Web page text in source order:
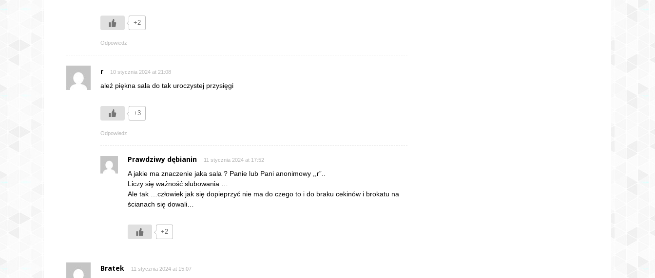
+2
Odpowiedz
r 10 stycznia 2024 at 21:08
ależ piękna sala do tak uroczystej przysięgi
+3
Odpowiedz
Prawdziwy dębianin 11 stycznia 2024 at 17:52
A jakie ma znaczenie jaka sala ? Panie lub Pani anonimowy ,,r”..
Liczy się ważność slubowania …
Ale tak …człowiek jak się dopieprzyć nie ma do czego to i do braku cekinów i brokatu na
ścianach się dowali…
+2
Bratek 11 stycznia 2024 at 15:07